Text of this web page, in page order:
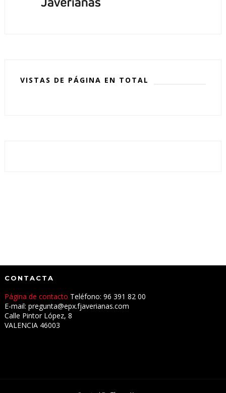
VISTAS DE PÁGINA EN TOTAL
CONTACTA
Página de contacto Teléfono: 96 391 82 00
E-mail: pregunta@epx.fjaverianas.com
Calle Pintor López, 8
VALENCIA 46003